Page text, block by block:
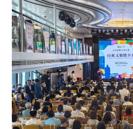
2025年
上海大部
《龙餐馆